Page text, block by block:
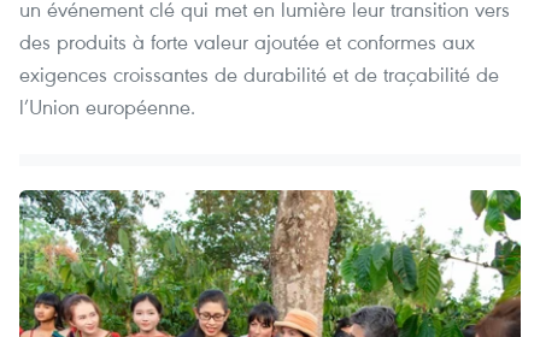
un événement clé qui met en lumière leur transition vers
des produits à forte valeur ajoutée et conformes aux
exigences croissantes de durabilité et de traçabilité de
l’Union européenne.